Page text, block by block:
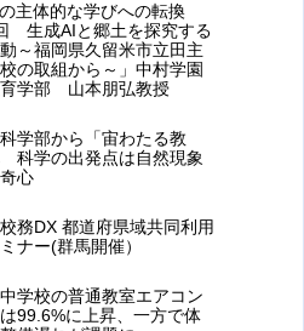
主体的な学びへの転換
生成AIと郷土を探究する
～福岡県久留米市立田主
の取組から～」中村学園
学部 山本朋弘教授
学部から「宙わたる教
科学の出発点は自然現象
心
務DX 都道府県域共同利用
ナー(群馬開催）
学校の普通教室エアコン
99.6%に上昇、一方で体